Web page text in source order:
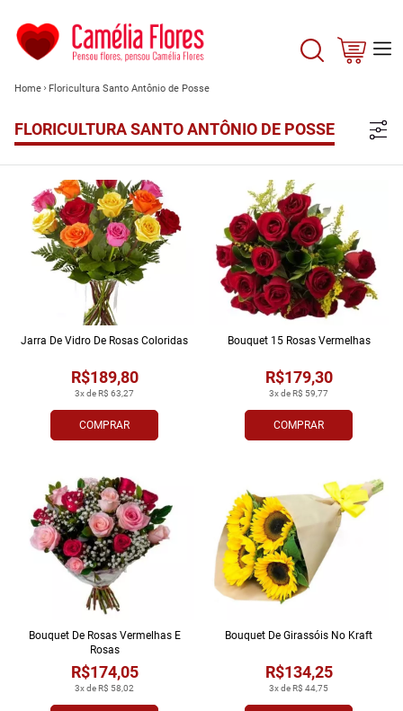
Home Floricultura Santo Antônio de Posse
FLORICULTURA SANTO ANTÔNIO DE POSSE
COMPRAR
3x de R$ 63,27
R$189,80
Jarra De Vidro De Rosas Coloridas
COMPRAR
3x de R$ 59,77
R$179,30
Bouquet 15 Rosas Vermelhas
3x de R$ 58,02
R$174,05
Bouquet De Rosas Vermelhas E
Rosas
3x de R$ 44,75
R$134,25
Bouquet De Girassóis No Kraft